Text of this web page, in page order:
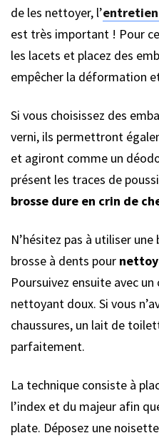
de les nettoyer, l’entretien
est très important ! Pour
les lacets et placez des
empêcher la déformation
Si vous choisissez des
verni, ils permettront
et agiront comme un
présent les traces de
brosse dure en crin de
N’hésitez pas à utiliser
brosse à dents pour
Poursuivez ensuite avec
nettoyant doux. Si vous
chaussures, un lait de
parfaitement.
La technique consiste à
l’index et du majeur afin
plate. Déposez une